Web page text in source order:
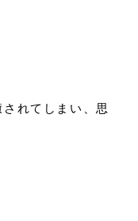
れてしまい、思